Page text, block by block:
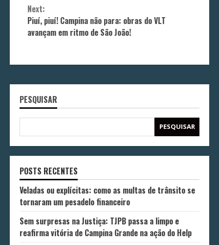
Next:
Piuí, piuí! Campina não para: obras do VLT
avançam em ritmo de São João!
PESQUISAR
PESQUISAR
POSTS RECENTES
Veladas ou explícitas: como as multas de trânsito se
tornaram um pesadelo financeiro
Sem surpresas na Justiça: TJPB passa a limpo e
reafirma vitória de Campina Grande na ação do Help